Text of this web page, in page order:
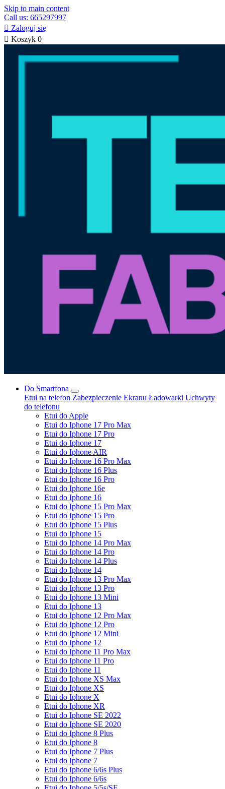
Skip to main content
Call us: 665297997
 Zaloguj się
 Koszyk 0
Do Smartfona
Etui na telefon Zabezpieczenie Ekranu Ładowarki Uchwyty
do telefonu
Etui do Apple
Etui do Iphone 17 Pro Max
Etui do Iphone 17 Pro
Etui do Iphone 17
Etui do Iphone AIR
Etui do Iphone 16 Pro Max
Etui do Iphone 16 Plus
Etui do Iphone 16 Pro
Etui do Iphone 16e
Etui do Iphone 16
Etui do Iphone 15 Pro Max
Etui do Iphone 15 Pro
Etui do Iphone 15 Plus
Etui do Iphone 15
Etui do Iphone 14 Pro Max
Etui do Iphone 14 Pro
Etui do Iphone 14 Plus
Etui do Iphone 14
Etui do Iphone 13 Pro Max
Etui do Iphone 13 Pro
Etui do Iphone 13 Mini
Etui do Iphone 13
Etui do Iphone 12 Pro Max
Etui do Iphone 12 Pro
Etui do Iphone 12 Mini
Etui do Iphone 12
Etui do Iphone 11 Pro Max
Etui do Iphone 11 Pro
Etui do Iphone 11
Etui do Iphone XS Max
Etui do Iphone XS
Etui do Iphone X
Etui do Iphone XR
Etui do Iphone SE 2022
Etui do Iphone SE 2020
Etui do Iphone 8 Plus
Etui do Iphone 8
Etui do Iphone 7 Plus
Etui do Iphone 7
Etui do Iphone 6/6s Plus
Etui do Iphone 6/6s